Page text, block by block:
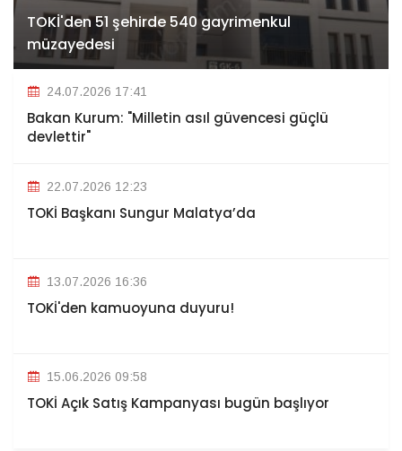
TOKİ'den 51 şehirde 540 gayrimenkul
müzayedesi
24.07.2026 17:41
Bakan Kurum: "Milletin asıl güvencesi güçlü
devlettir"
22.07.2026 12:23
TOKİ Başkanı Sungur Malatya’da
13.07.2026 16:36
TOKİ'den kamuoyuna duyuru!
15.06.2026 09:58
TOKİ Açık Satış Kampanyası bugün başlıyor